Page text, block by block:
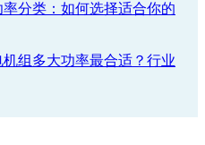
分类：如何选择适合你的
组多大功率最合适？行业